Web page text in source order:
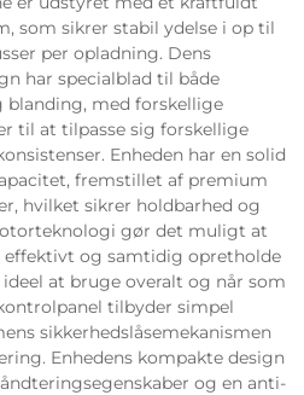
som sikrer stabil ydelse i op til
per opladning. Dens
har specialblad til både
med forskellige
til at tilpasse sig forskellige
Enheden har en solid
fremstillet af premium
hvilket sikrer holdbarhed og
gør det muligt at
og samtidig opretholde
at bruge overalt og når som
tilbyder simpel
sikkerhedslåsemekanismen
Enhedens kompakte design
og en anti-